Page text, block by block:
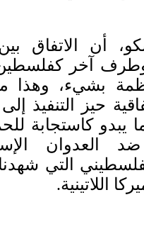
أن الاتفاق
آخر كفلسطين
بشيء، وهذا
حيز التنفيذ
يبدو كاستجابة
ضد العدوان
التي
اللاتينية.